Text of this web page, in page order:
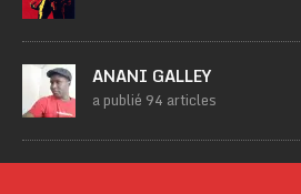
ANANI GALLEY
a publié 94 articles